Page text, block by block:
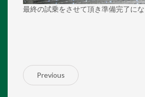
最終の試乗をさせて頂き準備完了にな
Previous